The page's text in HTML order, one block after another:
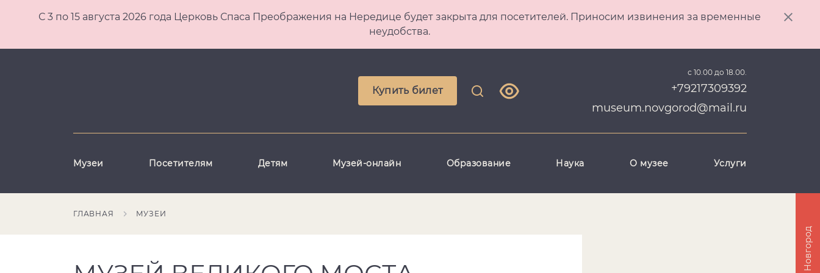
С 3 по 15 августа 2026 года Церковь Спаса Преображения на Нередице будет закрыта для посетителей. Приносим извинения за временные
неудобства.
Купить билет
с 10.00 до 18.00.
+79217309392
museum.novgorod@mail.ru
Музеи Посетителям Детям Музей-онлайн Образование Наука О музее Услуги
ГЛАВНАЯ МУЗЕИ